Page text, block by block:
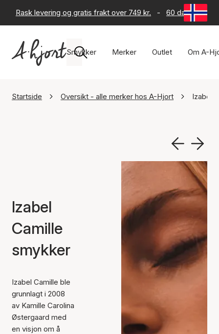
Rask levering og gratis frakt over 749 kr. - 60 dagers
Smykker Merker Outlet Om A-
Startside Oversikt - alle merker hos A-Hjort Izabel
Izabel
Camille
smykker
Izabel Camille ble
grunnlagt i 2008
av Kamille Carolina
Østergaard med
en visjon om å